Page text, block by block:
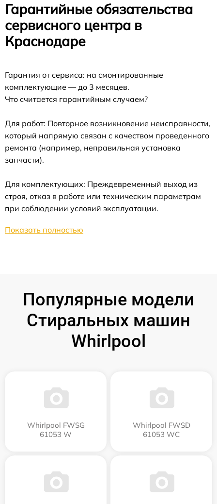
Гарантийные обязательства
сервисного центра в
Краснодаре
Гарантия от сервиса: на смонтированные
комплектующие — до 3 месяцев.
Что считается гарантийным случаем?
Для работ: Повторное возникновение неисправности,
который напрямую связан с качеством проведенного
ремонта (например, неправильная установка
запчасти).
Для комплектующих: Преждевременный выход из
строя, отказ в работе или техническим параметрам
при соблюдении условий эксплуатации.
Показать полностью
Популярные модели
Стиральных машин
Whirlpool
Whirlpool FWSG
61053 W
Whirlpool FWSD
61053 WC